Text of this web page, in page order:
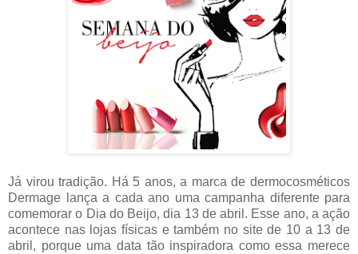
Já virou tradição. Há 5 anos, a marca de dermocosméticos
Dermage lança a cada ano uma campanha diferente para
comemorar o Dia do Beijo, dia 13 de abril. Esse ano, a ação
acontece nas lojas físicas e também no site de 10 a 13 de
abril, porque uma data tão inspiradora como essa merece